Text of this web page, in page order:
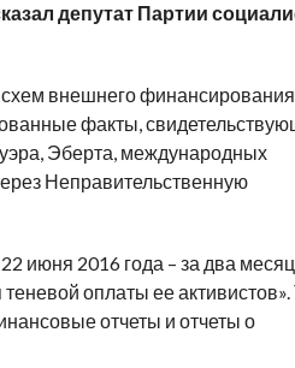
депутат Партии
внешнего финансирования
факты,
Эберта, международных
Неправительственную
июня 2016 года – за два
оплаты ее
отчеты и отчеты о